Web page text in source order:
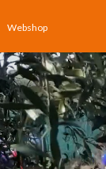
Webshop